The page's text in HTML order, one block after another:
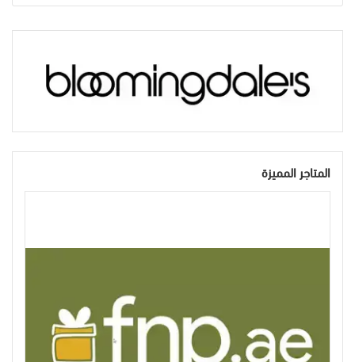
المتاجر المميزة